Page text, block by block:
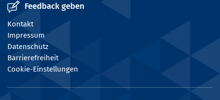
Feedback geben
Kontakt
Impressum
Datenschutz
Barrierefreiheit
Cookie-Einstellungen